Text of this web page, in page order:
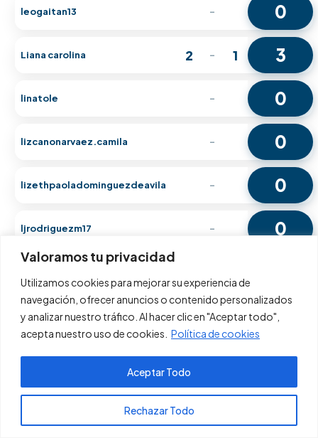
Valoramos tu privacidad
Utilizamos cookies para mejorar su experiencia de
navegación, ofrecer anuncios o contenido personalizados
y analizar nuestro tráfico. Al hacer clic en "Aceptar todo",
acepta nuestro uso de cookies. Política de cookies
Rechazar Todo
Aceptar Todo
leogaitan13 - 0
Liana carolina 2 - 1 3
linatole - 0
lizcanonarvaez.camila - 0
lizethpaoladominguezdeavila - 0
ljrodriguezm17 - 0
lpamelavilarias - 0
lu.m.e.nj.a.s.on.038. - 0
0